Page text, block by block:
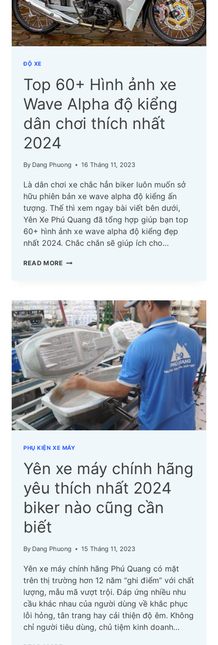
NHẬT
MỚI
NHẤT
ĐỘ XE
Top 60+ Hình ảnh xe
Wave Alpha độ kiểng
dân chơi thích nhất
2024
By Dang Phuong 16 Tháng 11, 2023
Là dân chơi xe chắc hẳn biker luôn muốn sở
hữu phiên bản xe wave alpha độ kiểng ấn
tượng. Thế thì xem ngay bài viết bên dưới,
Yên Xe Phú Quang đã tổng hợp giúp bạn top
60+ hình ảnh xe wave alpha độ kiểng đẹp
nhất 2024. Chắc chắn sẽ giúp ích cho…
READ MORE TOP
XE
WAVE
ALPHA
ĐỘ
KIỂNG
DÂN
CHƠI
THÍCH
NHẤT
2024
PHỤ KIỆN XE MÁY
Yên xe máy chính hãng
yêu thích nhất 2024
biker nào cũng cần
biết
By Dang Phuong 15 Tháng 11, 2023
Yên xe máy chính hãng Phú Quang có mặt
trên thị trường hơn 12 năm “ghi điểm” với chất
lượng, mẫu mã vượt trội. Đáp ứng nhiều nhu
cầu khác nhau của người dùng về khắc phục
lỗi hỏng, tân trang hay cải thiện độ êm. Không
chỉ người tiêu dùng, chủ tiệm kinh doanh…